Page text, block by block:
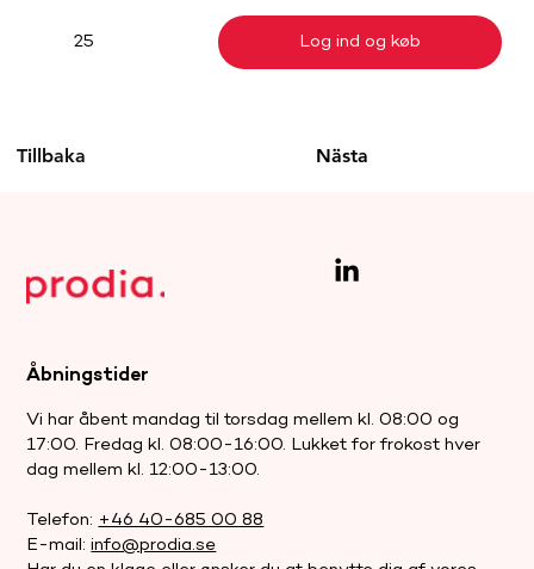
Tillbaka
25 Log ind og køb
Nästa
Åbningstider
Vi har åbent mandag til torsdag mellem kl. 08:00 og
17:00. Fredag kl. 08:00-16:00. Lukket for frokost hver
dag mellem kl. 12:00-13:00.
Telefon: +46 40-685 00 88
E-mail:info@prodia.se